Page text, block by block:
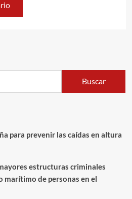
Buscar
para prevenir las caídas en altura
estructuras criminales
marítimo de personas en el